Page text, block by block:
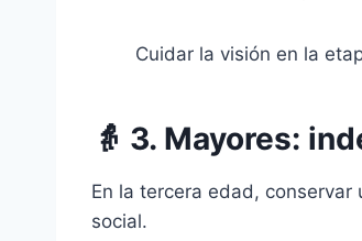
Cuidar la visión en la
👵 3. Mayores:
En la tercera edad,
social.